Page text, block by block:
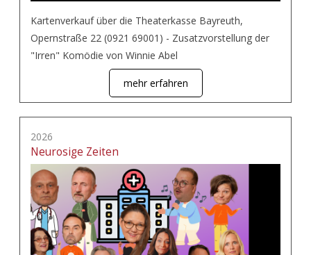
Kartenverkauf über die Theaterkasse Bayreuth,
Opernstraße 22 (0921 69001) - Zusatzvorstellung der
"Irren" Komödie von Winnie Abel
mehr erfahren
2026
Neurosige Zeiten